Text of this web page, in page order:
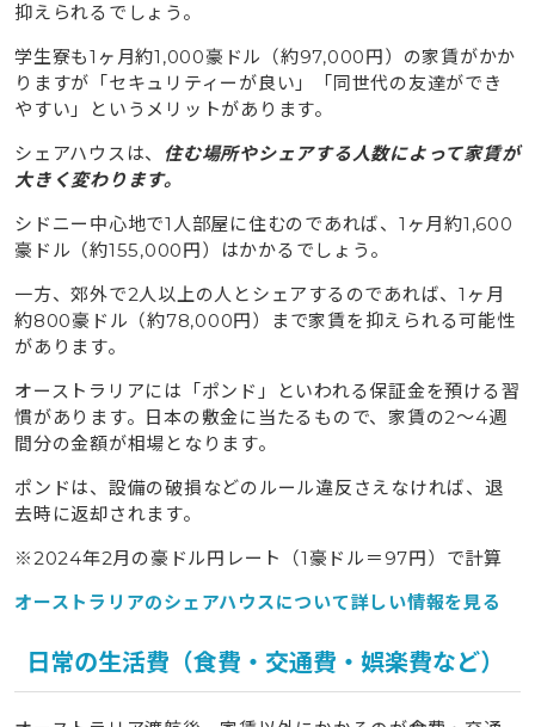
抑えられるでしょう。
学生寮も1ヶ月約1,000豪ドル（約97,000円）の家賃がかか
りますが「セキュリティーが良い」「同世代の友達ができ
やすい」というメリットがあります。
シェアハウスは、
住む場所やシェアする人数によって家賃が
大きく変わります。
シドニー中心地で1人部屋に住むのであれば、1ヶ月約1,600
豪ドル（約155,000円）はかかるでしょう。
一方、郊外で2人以上の人とシェアするのであれば、1ヶ月
約800豪ドル（約78,000円）まで家賃を抑えられる可能性
があります。
オーストラリアには「ポンド」といわれる保証金を預ける習
慣があります。日本の敷金に当たるもので、家賃の2〜4週
間分の金額が相場となります。
ポンドは、設備の破損などのルール違反さえなければ、退
去時に返却されます。
※2024年2月の豪ドル円レート（1豪ドル＝97円）で計算
オーストラリアのシェアハウスについて詳しい情報を見る
日常の生活費（食費・交通費・娯楽費など）